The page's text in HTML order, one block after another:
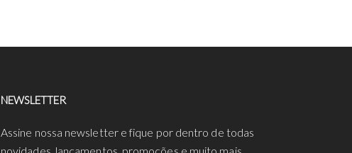
NEWSLETTER
Assine nossa newsletter e fique por dentro de todas